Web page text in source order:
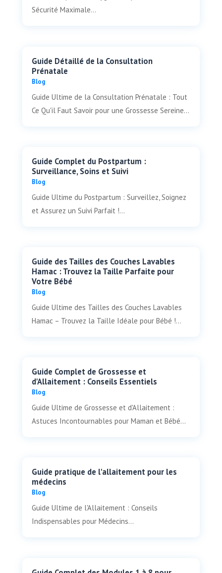
Sécurité Maximale...
Guide Détaillé de la Consultation
Prénatale
Blog
Guide Ultime de la Consultation Prénatale : Tout
Ce Qu'il Faut Savoir pour une Grossesse Sereine...
Guide Complet du Postpartum :
Surveillance, Soins et Suivi
Blog
Guide Ultime du Postpartum : Surveillez, Soignez
et Assurez un Suivi Parfait !...
Guide des Tailles des Couches Lavables
Hamac : Trouvez la Taille Parfaite pour
Votre Bébé
Blog
Guide Ultime des Tailles des Couches Lavables
Hamac – Trouvez la Taille Idéale pour Bébé !...
Guide Complet de Grossesse et
d'Allaitement : Conseils Essentiels
Blog
Guide Ultime de Grossesse et d'Allaitement :
Astuces Incontournables pour Maman et Bébé...
Guide pratique de l'allaitement pour les
médecins
Blog
Guide Ultime de l'Allaitement : Conseils
Indispensables pour Médecins...